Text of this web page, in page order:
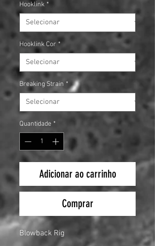
Hooklink *
Hooklink Cor *
Breaking Strain *
Quantidade *
Adicionar ao carrinho
Comprar
Blowback Rig